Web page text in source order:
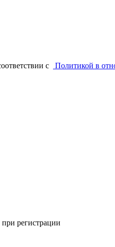
с Политикой в
регистрации